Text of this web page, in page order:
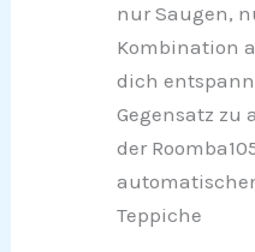
nur Saugen,
Kombination
dich
Gegensatz zu
der
Teppiche